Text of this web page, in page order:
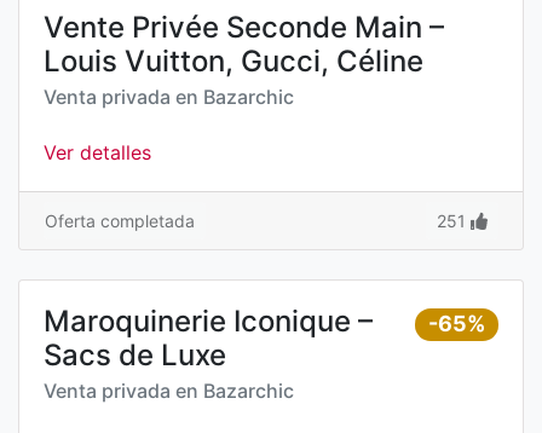
Vente Privée Seconde Main –
Louis Vuitton, Gucci, Céline
Venta privada en Bazarchic
Ver detalles
Oferta completada 251
-65%
Maroquinerie Iconique –
Sacs de Luxe
Venta privada en Bazarchic